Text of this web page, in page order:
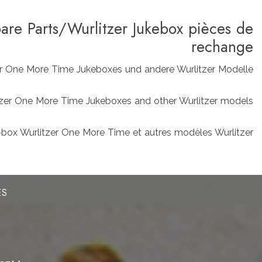
Parts/Wurlitzer Jukebox pièces de
rechange
More Time Jukeboxes und andere Wurlitzer Modelle
One More Time Jukeboxes and other Wurlitzer models
Wurlitzer One More Time et autres modèles Wurlitzer